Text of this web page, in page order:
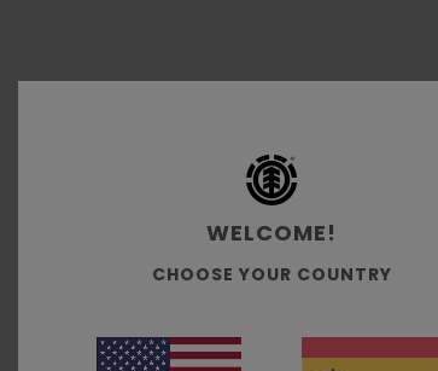
WELCOME!
CHOOSE YOUR COUNTRY